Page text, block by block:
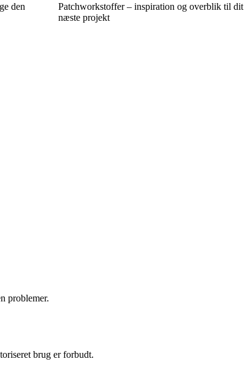
den
Patchworkstoffer – inspiration og overblik til dit
næste projekt
problemer.
brug er forbudt.